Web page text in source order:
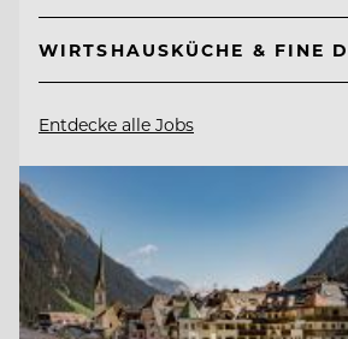
WIRTSHAUSKÜCHE & FINE
Entdecke alle Jobs